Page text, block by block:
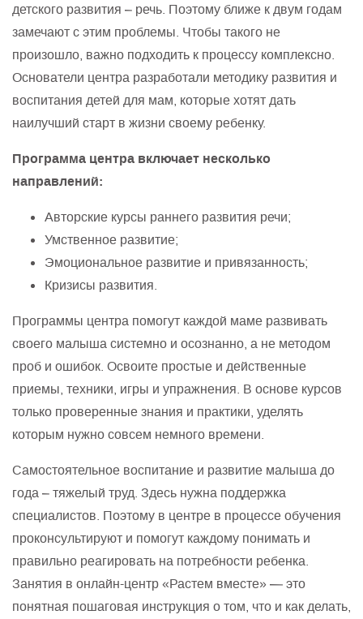
детского развития – речь. Поэтому ближе к двум годам
замечают с этим проблемы. Чтобы такого не
произошло, важно подходить к процессу комплексно.
Основатели центра разработали методику развития и
воспитания детей для мам, которые хотят дать
наилучший старт в жизни своему ребенку.
Программа центра включает несколько
направлений:
Авторские курсы раннего развития речи;
Умственное развитие;
Эмоциональное развитие и привязанность;
Кризисы развития.
Программы центра помогут каждой маме развивать
своего малыша системно и осознанно, а не методом
проб и ошибок. Освоите простые и действенные
приемы, техники, игры и упражнения. В основе курсов
только проверенные знания и практики, уделять
которым нужно совсем немного времени.
Самостоятельное воспитание и развитие малыша до
года – тяжелый труд. Здесь нужна поддержка
специалистов. Поэтому в центре в процессе обучения
проконсультируют и помогут каждому понимать и
правильно реагировать на потребности ребенка.
Занятия в онлайн-центр «Растем вместе» — это
понятная пошаговая инструкция о том, что и как делать,